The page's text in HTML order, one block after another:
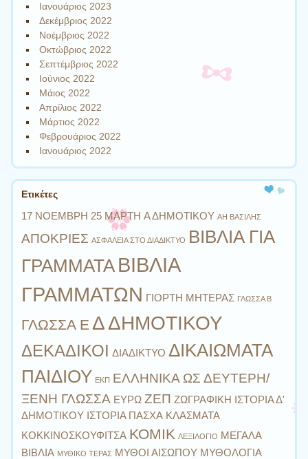
Ιανουάριος 2023
Δεκέμβριος 2022
Νοέμβριος 2022
Οκτώβριος 2022
Σεπτέμβριος 2022
Ιούνιος 2022
Μάιος 2022
Απρίλιος 2022
Μάρτιος 2022
Φεβρουάριος 2022
Ιανουάριος 2022
Ετικέτες
17 ΝΟΕΜΒΡΗ 25 ΜΑΡΤΗ Α ΔΗΜΟΤΙΚΟΥ ΑΗ ΒΑΣΙΛΗΣ
ΑΠΟΚΡΙΕΣ ΑΣΦΑΛΕΙΑ ΣΤΟ ΔΙΑΔΙΚΤΥΟ ΒΙΒΛΙΑ ΓΙΑ
ΓΡΑΜΜΑΤΑ ΒΙΒΛΙΑ
ΓΡΑΜΜΑΤΩΝ ΓΙΟΡΤΗ ΜΗΤΕΡΑΣ ΓΛΩΣΣΑ Β
ΓΛΩΣΣΑ Ε Δ ΔΗΜΟΤΙΚΟΥ
ΔΕΚΑΔΙΚΟΙ ΔΙΑΔΙΚΤΥΟ ΔΙΚΑΙΩΜΑΤΑ
ΠΑΙΔΙΟΥ ΕΚΠ ΕΛΛΗΝΙΚΑ ΩΣ ΔΕΥΤΕΡΗ/
ΞΕΝΗ ΓΛΩΣΣΑ ΕΥΡΩ ΖΕΠ ΖΩΓΡΑΦΙΚΗ ΙΣΤΟΡΙΑ Δ'
ΔΗΜΟΤΙΚΟΥ ΙΣΤΟΡΙΑ ΠΑΣΧΑ ΚΛΑΣΜΑΤΑ
ΚΟΚΚΙΝΟΣΚΟΥΦΙΤΣΑ ΚΟΜΙΚ ΛΕΞΙΛΟΓΙΟ ΜΕΓΑΛΑ
ΒΙΒΛΙΑ ΜΥΘΙΚΟ ΤΕΡΑΣ ΜΥΘΟΙ ΑΙΣΩΠΟΥ ΜΥΘΟΛΟΓΙΑ